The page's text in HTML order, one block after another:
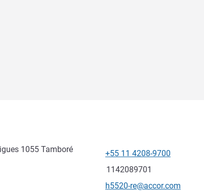
1055 Tamboré
Téléphone
+55 11 4208-9700
Fax
1142089701
Email de contact
h5520-re@accor.com